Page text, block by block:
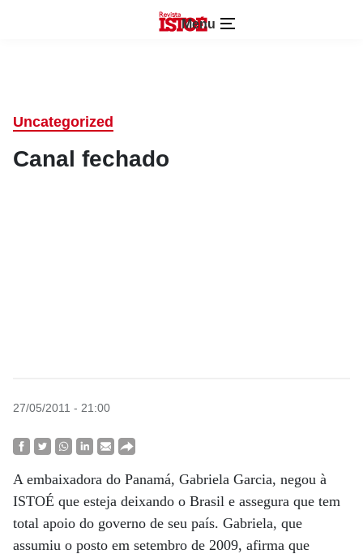
Menu
Uncategorized
Canal fechado
27/05/2011 - 21:00
A embaixadora do Panamá, Gabriela Garcia, negou à
ISTOÉ que esteja deixando o Brasil e assegura que tem
total apoio do governo de seu país. Gabriela, que
assumiu o posto em setembro de 2009, afirma que